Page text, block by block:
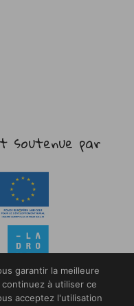
par
garantir la meilleure
à utiliser ce
acceptez l'utilisation